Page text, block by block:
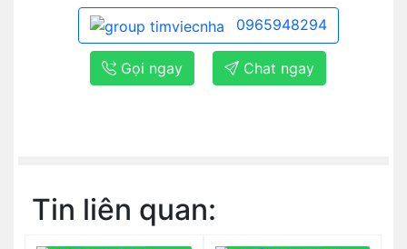
0965948294
Gọi ngay Chat ngay
Tin liên quan: